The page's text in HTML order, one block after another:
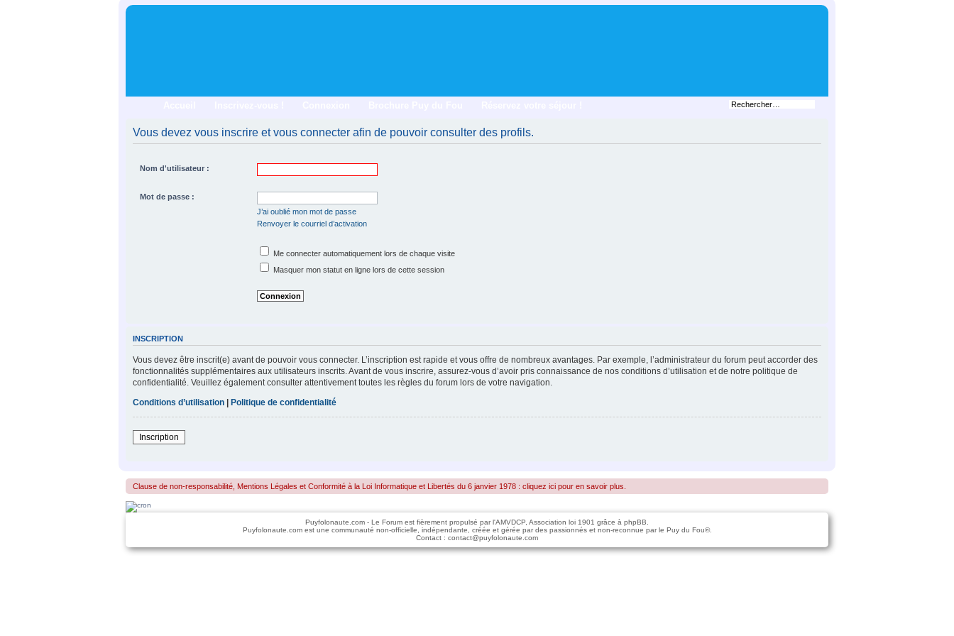
Vous devez vous inscrire et vous connecter afin de pouvoir consulter des profils.
Nom d'utilisateur :
Mot de passe :
J’ai oublié mon mot de passe
Renvoyer le courriel d’activation
Me connecter automatiquement lors de chaque visite
Masquer mon statut en ligne lors de cette session
INSCRIPTION
Vous devez être inscrit(e) avant de pouvoir vous connecter. L’inscription est rapide et vous offre de nombreux avantages. Par exemple, l’administrateur du forum peut accorder des
fonctionnalités supplémentaires aux utilisateurs inscrits. Avant de vous inscrire, assurez-vous d’avoir pris connaissance de nos conditions d’utilisation et de notre politique de
confidentialité. Veuillez également consulter attentivement toutes les règles du forum lors de votre navigation.
Conditions d’utilisation
Politique de confidentialité
Inscription
Clause de non-responsabilité, Mentions Légales et Conformité à la Loi Informatique et Libertés du 6 janvier 1978 : cliquez ici pour en savoir plus.
Puyfolonaute.com - Le Forum est fièrement propulsé par l'AMVDCP, Association loi 1901 grâce à phpBB.
Puyfolonaute.com est une communauté non-officielle, indépendante, créée et gérée par des passionnés et non-reconnue par le Puy du Fou®.
Contact : contact@puyfolonaute.com